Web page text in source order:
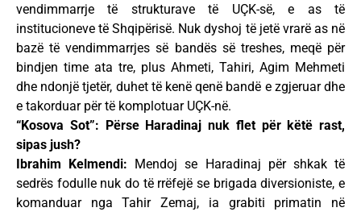
vendimmarrje të strukturave të UÇK-së, e as të
institucioneve të Shqipërisë. Nuk dyshoj të jetë vrarë as në
bazë të vendimmarrjes së bandës së treshes, meqë për
bindjen time ata tre, plus Ahmeti, Tahiri, Agim Mehmeti
dhe ndonjë tjetër, duhet të kenë qenë bandë e zgjeruar dhe
e takorduar për të komplotuar UÇK-në.
“Kosova Sot”: Përse Haradinaj nuk flet për këtë rast,
sipas jush?
Ibrahim Kelmendi: Mendoj se Haradinaj për shkak të
sedrës fodulle nuk do të rrëfejë se brigada diversioniste, e
komanduar nga Tahir Zemaj, ia grabiti primatin në